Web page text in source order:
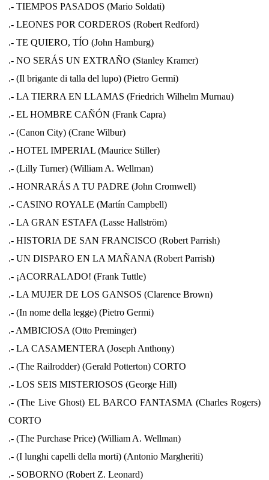
.- TIEMPOS PASADOS (Mario Soldati)
.- LEONES POR CORDEROS (Robert Redford)
.- TE QUIERO, TÍO (John Hamburg)
.- NO SERÁS UN EXTRAÑO (Stanley Kramer)
.- (Il brigante di talla del lupo) (Pietro Germi)
.- LA TIERRA EN LLAMAS (Friedrich Wilhelm Murnau)
.- EL HOMBRE CAÑÓN (Frank Capra)
.- (Canon City) (Crane Wilbur)
.- HOTEL IMPERIAL (Maurice Stiller)
.- (Lilly Turner) (William A. Wellman)
.- HONRARÁS A TU PADRE (John Cromwell)
.- CASINO ROYALE (Martín Campbell)
.- LA GRAN ESTAFA (Lasse Hallström)
.- HISTORIA DE SAN FRANCISCO (Robert Parrish)
.- UN DISPARO EN LA MAÑANA (Robert Parrish)
.- ¡ACORRALADO! (Frank Tuttle)
.- LA MUJER DE LOS GANSOS (Clarence Brown)
.- (In nome della legge) (Pietro Germi)
.- AMBICIOSA (Otto Preminger)
.- LA CASAMENTERA (Joseph Anthony)
.- (The Railrodder) (Gerald Potterton) CORTO
.- LOS SEIS MISTERIOSOS (George Hill)
.- (The Live Ghost) EL BARCO FANTASMA (Charles Rogers)
CORTO
.- (The Purchase Price) (William A. Wellman)
.- (I lunghi capelli della morti) (Antonio Margheriti)
.- SOBORNO (Robert Z. Leonard)